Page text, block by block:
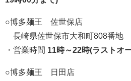
○博多麺王 佐世保店
長崎県佐世保市大和町808番地
・営業時間 11時～22時(ラストオ
○博多麺王 日田店